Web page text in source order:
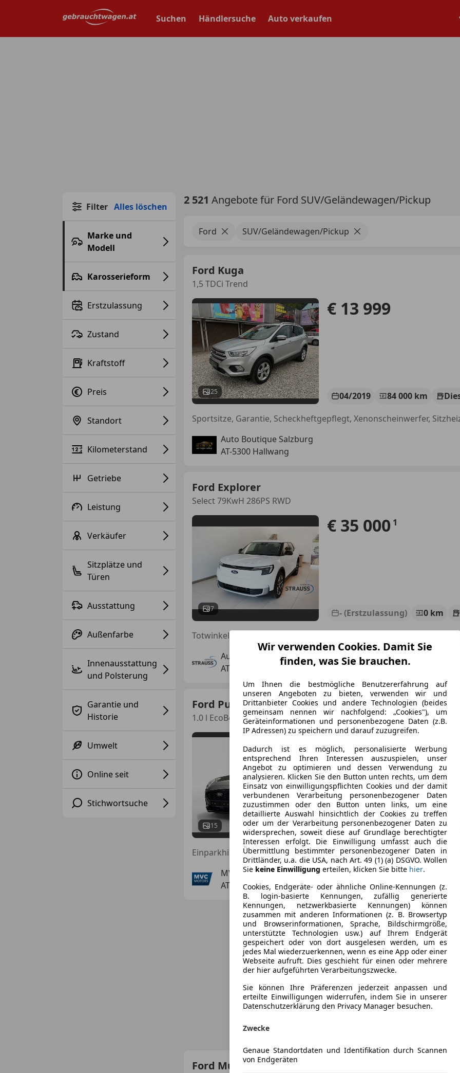
Suchen Händlersuche Auto verkaufen
Filter Alles löschen
Marke und
Modell
Karosserieform
Erstzulassung
Zustand
Kraftstoff
Preis
Standort
Kilometerstand
Getriebe
Leistung
Verkäufer
Sitzplätze und
Türen
Ausstattung
Außenfarbe
Innenausstattung
und Polsterung
Garantie und
Historie
Umwelt
Online seit
Stichwortsuche
2 521 Angebote für Ford SUV/Geländewagen/Pickup
Ford SUV/Geländewagen/Pickup
Ford Kuga
1,5 TDCi Trend
25
€ 13 999
04/2019 84 000 km
Sportsitze, Garantie, Scheckheftgepflegt, Xenonscheinwerfer,
Auto Boutique Salzburg
AT-5300 Hallwang
Ford Explorer
Select 79KwH 286PS RWD
7
€ 35 000 1
- (Erstzulassung) 0 km
Autohaus Strauss GmbH
AT-7535 St. Michael im Burgenland
Ford Puma
1.0 l EcoBoost Hybrid 92kW ST-Line BLACK EDITION
15
€ 22 890
- (Erstzulassung) 9 km
MVC Motors 14 GmbH
AT-1140 Wien
Ford Mustang Mach-E
Wir verwenden Cookies. Damit Sie
finden, was Sie brauchen.
Um Ihnen die bestmögliche Benutzererfahrung auf
unseren Angeboten zu bieten, verwenden wir und
Drittanbieter Cookies und andere Technologien (beides
gemeinsam nennen wir nachfolgend: „Cookies"), um
Geräteinformationen und personenbezogene Daten (z.B.
IP Adressen) zu speichern und darauf zuzugreifen.
Dadurch ist es möglich, personalisierte Werbung
entsprechend Ihren Interessen auszuspielen, unser
Angebot zu optimieren und dessen Verwendung zu
analysieren. Klicken Sie den Button unten rechts, um dem
Einsatz von einwilligungspflichten Cookies und der damit
verbundenen Verarbeitung personenbezogener Daten
zuzustimmen oder den Button unten links, um eine
detaillierte Auswahl hinsichtlich der Cookies zu treffen
oder um der Verarbeitung personenbezogener Daten zu
widersprechen, soweit diese auf Grundlage berechtigter
Interessen erfolgt. Die Einwilligung umfasst auch die
Übermittlung bestimmter personenbezogener Daten in
Drittländer, u.a. die USA, nach Art. 49 (1) (a) DSGVO. Wollen
Sie keine Einwilligung erteilen, klicken Sie bitte hier.
Cookies, Endgeräte- oder ähnliche Online-Kennungen (z.
B. login-basierte Kennungen, zufällig generierte
Kennungen, netzwerkbasierte Kennungen) können
zusammen mit anderen Informationen (z. B. Browsertyp
und Browserinformationen, Sprache, Bildschirmgröße,
unterstützte Technologien usw.) auf Ihrem Endgerät
gespeichert oder von dort ausgelesen werden, um es
jedes Mal wiederzuerkennen, wenn es eine App oder einer
Webseite aufruft. Dies geschieht für einen oder mehrere
der hier aufgeführten Verarbeitungszwecke.
Sie können Ihre Präferenzen jederzeit anpassen und
erteilte Einwilligungen widerrufen, indem Sie in unserer
Datenschutzerklärung den Privacy Manager besuchen.
Zwecke
Genaue Standortdaten und Identifikation durch Scannen
von Endgeräten